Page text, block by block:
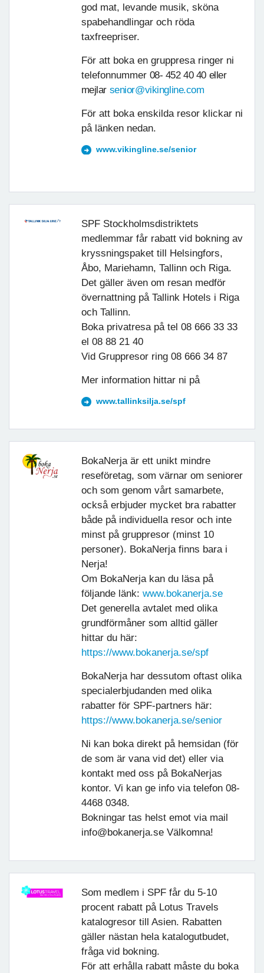
god mat, levande musik, sköna
spabehandlingar och röda
taxfreepriser.
För att boka en gruppresa ringer ni
telefonnummer 08- 452 40 40 eller
mejlar senior@vikingline.com
För att boka enskilda resor klickar ni
på länken nedan.
www.vikingline.se/senior
SPF Stockholmsdistriktets
medlemmar får rabatt vid bokning av
kryssningspaket till Helsingfors,
Åbo, Mariehamn, Tallinn och Riga.
Det gäller även om resan medför
övernattning på Tallink Hotels i Riga
och Tallinn.
Boka privatresa på tel 08 666 33 33
el 08 88 21 40
Vid Gruppresor ring 08 666 34 87
Mer information hittar ni på
www.tallinksilja.se/spf
BokaNerja är ett unikt mindre
reseföretag, som värnar om seniorer
och som genom vårt samarbete,
också erbjuder mycket bra rabatter
både på individuella resor och inte
minst på gruppresor (minst 10
personer). BokaNerja finns bara i
Nerja!
Om BokaNerja kan du läsa på
följande länk: www.bokanerja.se
Det generella avtalet med olika
grundförmåner som alltid gäller
hittar du här:
https://www.bokanerja.se/spf
BokaNerja har dessutom oftast olika
specialerbjudanden med olika
rabatter för SPF-partners här:
https://www.bokanerja.se/senior
Ni kan boka direkt på hemsidan (för
de som är vana vid det) eller via
kontakt med oss på BokaNerjas
kontor. Vi kan ge info via telefon 08-
4468 0348.
Bokningar tas helst emot via mail
info@bokanerja.se Välkomna!
Som medlem i SPF får du 5-10
procent rabatt på Lotus Travels
katalogresor till Asien. Rabatten
gäller nästan hela katalogutbudet,
fråga vid bokning.
För att erhålla rabatt måste du boka